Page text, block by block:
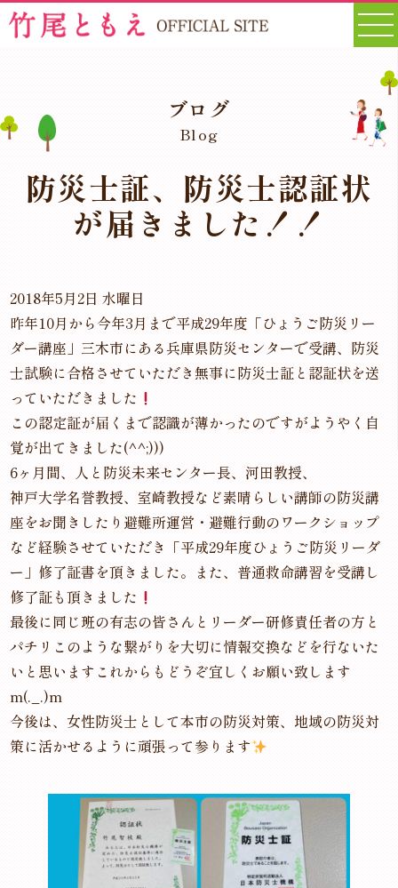
ブログ
Blog
防災士証、防災士認証状
が届きました！！
2018年5月2日 水曜日
昨年10月から今年3月まで平成29年度「ひょうご防災リー
ダー講座」三木市にある兵庫県防災センターで受講、防災
士試験に合格させていただき無事に防災士証と認証状を送
っていただきました
この認定証が届くまで認識が薄かったのですがようやく自
覚が出てきました(^^;)))
6ヶ月間、人と防災未来センター長、河田教授、
神戸大学名誉教授、室崎教授など素晴らしい講師の防災講
座をお聞きしたり避難所運営・避難行動のワークショップ
など経験させていただき「平成29年度ひょうご防災リーダ
ー」修了証書を頂きました。また、普通救命講習を受講し
修了証も頂きました
最後に同じ班の有志の皆さんとリーダー研修責任者の方と
パチリこのような繋がりを大切に情報交換などを行ないた
いと思いますこれからもどうぞ宜しくお願い致します
m(._.)m
今後は、女性防災士として本市の防災対策、地域の防災対
策に活かせるように頑張って参ります